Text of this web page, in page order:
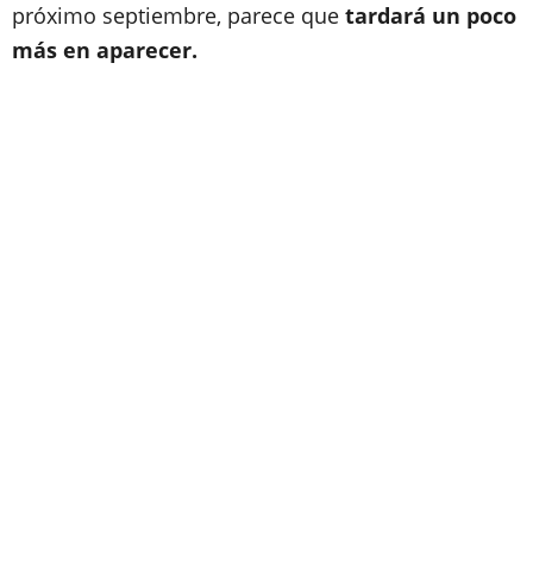
próximo septiembre, parece que tardará un poco
más en aparecer.